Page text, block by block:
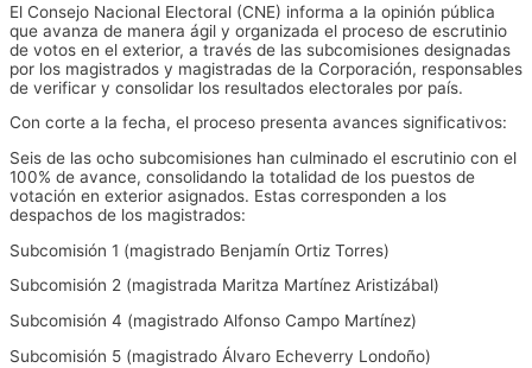
El Consejo Nacional Electoral (CNE) informa a la opinión pública
que avanza de manera ágil y organizada el proceso de escrutinio
de votos en el exterior, a través de las subcomisiones designadas
por los magistrados y magistradas de la Corporación, responsables
de verificar y consolidar los resultados electorales por país.
Con corte a la fecha, el proceso presenta avances significativos:
Seis de las ocho subcomisiones han culminado el escrutinio con el
100% de avance, consolidando la totalidad de los puestos de
votación en exterior asignados. Estas corresponden a los
despachos de los magistrados:
Subcomisión 1 (magistrado Benjamín Ortiz Torres)
Subcomisión 2 (magistrada Maritza Martínez Aristizábal)
Subcomisión 4 (magistrado Alfonso Campo Martínez)
Subcomisión 5 (magistrado Álvaro Echeverry Londoño)